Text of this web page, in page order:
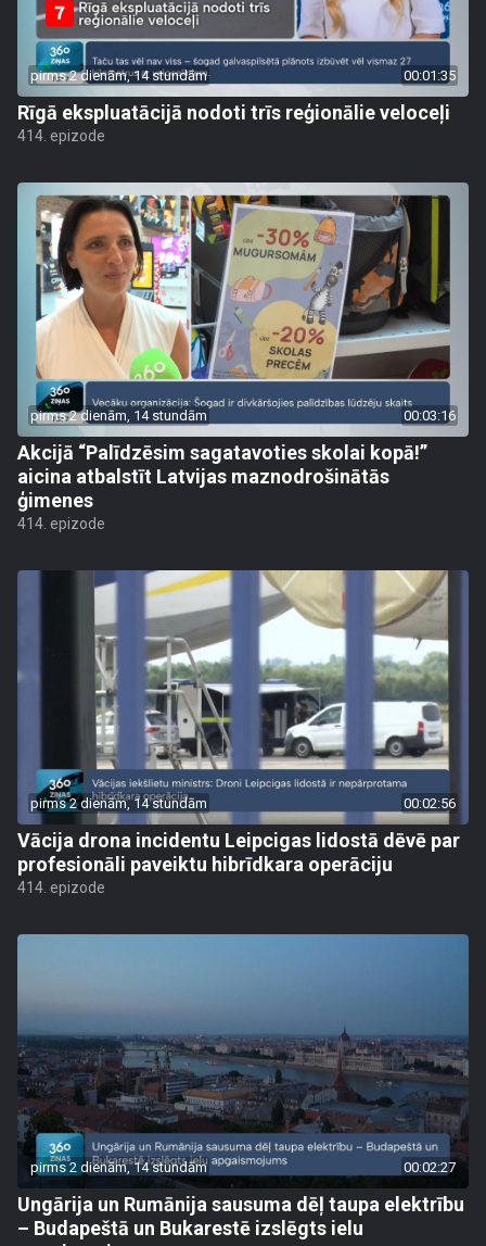
pirms 2 dienām, 14 stundām 00:01:35
Rīgā ekspluatācijā nodoti trīs reģionālie veloceļi
414. epizode
pirms 2 dienām, 14 stundām 00:03:16
Akcijā “Palīdzēsim sagatavoties skolai kopā!”
aicina atbalstīt Latvijas maznodrošinātās
ģimenes
414. epizode
pirms 2 dienām, 14 stundām 00:02:56
Vācija drona incidentu Leipcigas lidostā dēvē par
profesionāli paveiktu hibrīdkara operāciju
414. epizode
pirms 2 dienām, 14 stundām 00:02:27
Ungārija un Rumānija sausuma dēļ taupa elektrību
– Budapeštā un Bukarestē izslēgts ielu